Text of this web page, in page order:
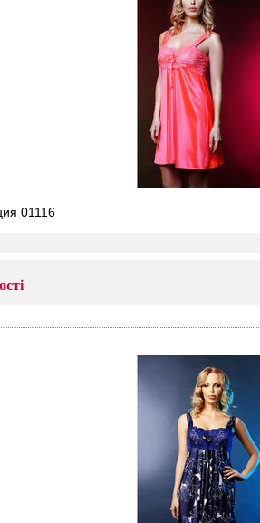
01116